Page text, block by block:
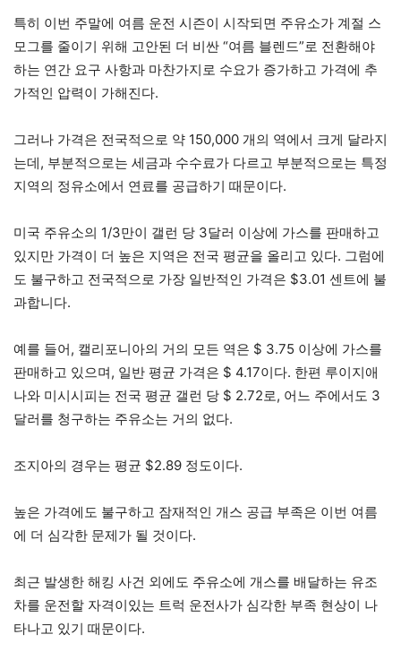
특히 이번 주말에 여름 운전 시즌이 시작되면 주유소가 계절 스
모그를 줄이기 위해 고안된 더 비싼 “여름 블렌드”로 전환해야
하는 연간 요구 사항과 마찬가지로 수요가 증가하고 가격에 추
가적인 압력이 가해진다.
그러나 가격은 전국적으로 약 150,000 개의 역에서 크게 달라지
는데, 부분적으로는 세금과 수수료가 다르고 부분적으로는 특정
지역의 정유소에서 연료를 공급하기 때문이다.
미국 주유소의 1/3만이 갤런 당 3달러 이상에 가스를 판매하고
있지만 가격이 더 높은 지역은 전국 평균을 올리고 있다. 그럼에
도 불구하고 전국적으로 가장 일반적인 가격은 $3.01 센트에 불
과합니다.
예를 들어, 캘리포니아의 거의 모든 역은 $ 3.75 이상에 가스를
판매하고 있으며, 일반 평균 가격은 $ 4.17이다. 한편 루이지애
나와 미시시피는 전국 평균 갤런 당 $ 2.72로, 어느 주에서도 3
달러를 청구하는 주유소는 거의 없다.
조지아의 경우는 평균 $2.89 정도이다.
높은 가격에도 불구하고 잠재적인 개스 공급 부족은 이번 여름
에 더 심각한 문제가 될 것이다.
최근 발생한 해킹 사건 외에도 주유소에 개스를 배달하는 유조
차를 운전할 자격이있는 트럭 운전사가 심각한 부족 현상이 나
타나고 있기 때문이다.